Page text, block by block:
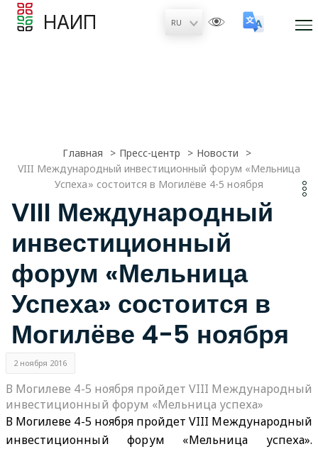
НАИП
Главная Пресс-центр
Новости
VIII Международный инвестиционный форум «Мельница
Успеха» состоится в Могилёве 4-5 ноября
VIII Международный
инвестиционный
форум «Мельница
Успеха» состоится в
Могилёве 4-5 ноября
2 ноября 2016
В Могилеве 4-5 ноября пройдет VIII Международный
инвестиционный форум «Мельница успеха»
В Могилеве 4-5 ноября пройдет VIII Международный
инвестиционный форум «Мельница успеха».